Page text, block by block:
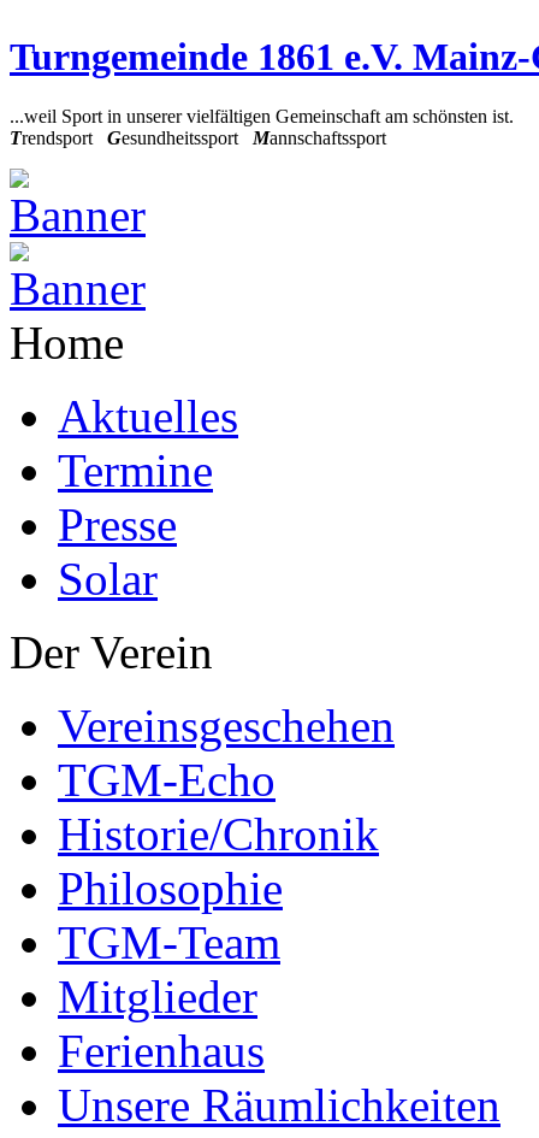
Turngemeinde 1861 e.V.
...weil Sport in unserer vielfältigen Gemeinschaft am schönsten ist.
Trendsport Gesundheitssport Mannschaftssport
Home
Aktuelles
Termine
Presse
Solar
Der Verein
Vereinsgeschehen
TGM-Echo
Historie/Chronik
Philosophie
TGM-Team
Mitglieder
Ferienhaus
Unsere Räumlichkeiten